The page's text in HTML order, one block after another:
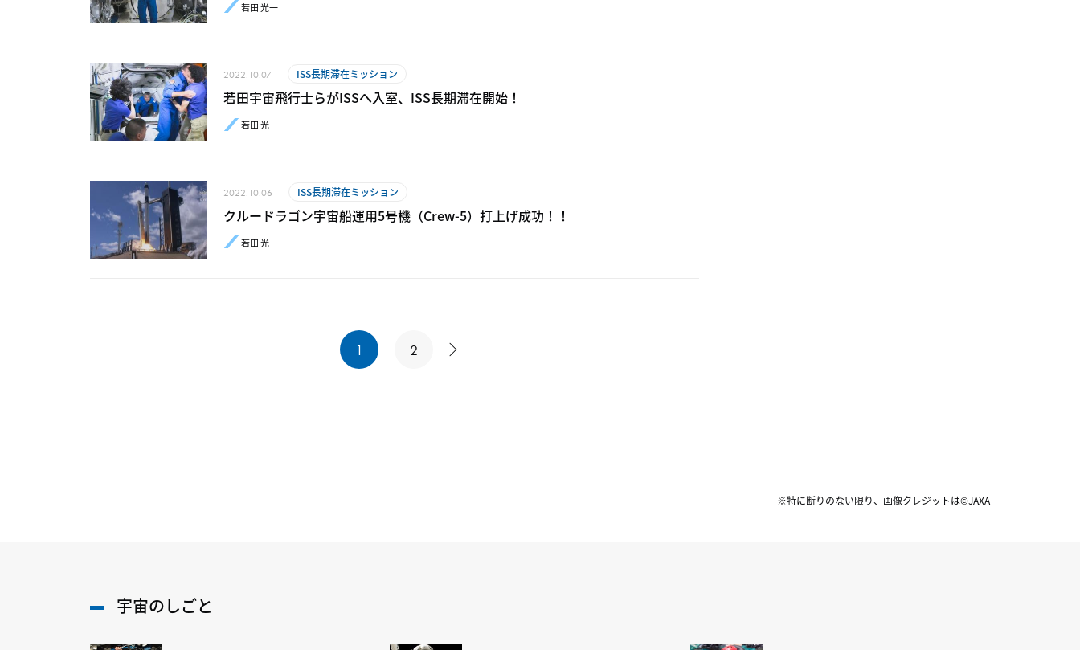
若田 光一
2022.10.07 ISS長期滞在ミッション
若田宇宙飛行士らがISSへ入室、ISS長期滞在開始！
若田 光一
2022.10.06 ISS長期滞在ミッション
クルードラゴン宇宙船運用5号機（Crew-5）打上げ成功！！
若田 光一
1 2
※特に断りのない限り、画像クレジットは©JAXA
宇宙のしごと